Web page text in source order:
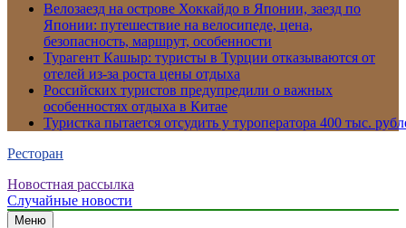
Велозаезд на острове Хоккайдо в Японии, заезд по
Японии: путешествие на велосипеде, цена,
безопасность, маршрут, особенности
Турагент Кашыр: туристы в Турции отказываются от
отелей из-за роста цены отдыха
Российских туристов предупредили о важных
особенностях отдыха в Китае
Туристка пытается отсудить у туроператора 400 тыс.
Ресторан
Новостная рассылка
Случайные новости
Меню